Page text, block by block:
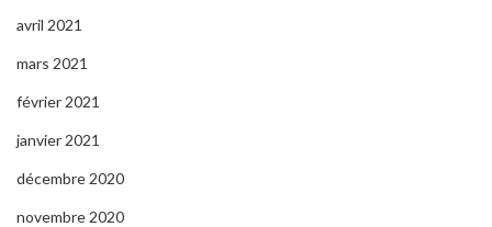
avril 2021
mars 2021
février 2021
janvier 2021
décembre 2020
novembre 2020